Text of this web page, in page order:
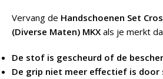
Vervang de Handschoenen Set
(Diverse Maten) MKX als je merkt
De stof is gescheurd of de
De grip niet meer effectief is door